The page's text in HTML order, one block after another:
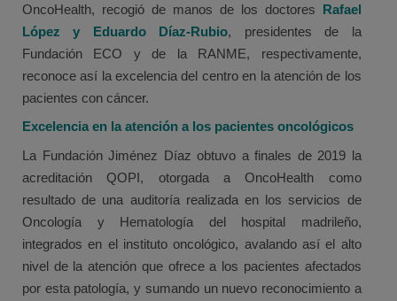
OncoHealth, recogió de manos de los doctores Rafael
López y Eduardo Díaz-Rubio, presidentes de la
Fundación ECO y de la RANME, respectivamente,
reconoce así la excelencia del centro en la atención de los
pacientes con cáncer.
Excelencia en la atención a los pacientes oncológicos
La Fundación Jiménez Díaz obtuvo a finales de 2019 la
acreditación QOPI, otorgada a OncoHealth como
resultado de una auditoría realizada en los servicios de
Oncología y Hematología del hospital madrileño,
integrados en el instituto oncológico, avalando así el alto
nivel de la atención que ofrece a los pacientes afectados
por esta patología, y sumando un nuevo reconocimiento a